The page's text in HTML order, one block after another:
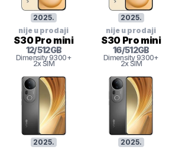
2025.
nije u prodaji
S30 Pro mini
12/512GB
Dimensity 9300+
2x SIM
2025.
nije u prodaji
S30 Pro mini
16/512GB
Dimensity 9300+
2x SIM
2025.
2025.